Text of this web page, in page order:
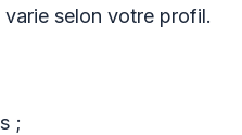
selon votre profil.
;